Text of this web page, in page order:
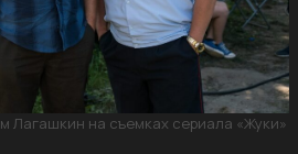
Лагашкин на съемках сериала «Жуки»